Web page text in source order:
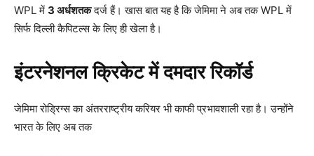
WPL में 3 अर्धशतकदर्ज हैं। खास बात यह है कि जेमिमा ने अब तक WPL में
सिर्फ दिल्ली कैपिटल्स के लिए ही खेला है।
इंटरनेशनल क्रिकेट में दमदार रिकॉर्ड
जेमिमा रोड्रिग्स का अंतरराष्ट्रीय करियर भी काफी प्रभावशाली रहा है। उन्होंने
भारत के लिए अब तक